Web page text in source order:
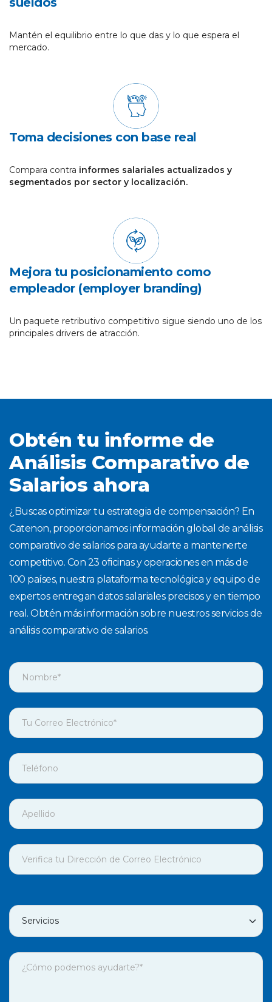
Mantén el equilibrio entre lo que das y lo que espera el
mercado.
Toma decisiones con base real
Compara contra informes salariales actualizados y
segmentados por sector y localización.
Mejora tu posicionamiento como
empleador (employer branding)
Un paquete retributivo competitivo sigue siendo uno de los
principales drivers de atracción.
Obtén tu informe de
Análisis Comparativo de
Salarios ahora
¿Buscas optimizar tu estrategia de compensación? En
Catenon, proporcionamos información global de análisis
comparativo de salarios para ayudarte a mantenerte
competitivo. Con 23 oficinas y operaciones en más de
100 países, nuestra plataforma tecnológica y equipo de
expertos entregan datos salariales precisos y en tiempo
real. Obtén más información sobre nuestros servicios de
análisis comparativo de salarios.